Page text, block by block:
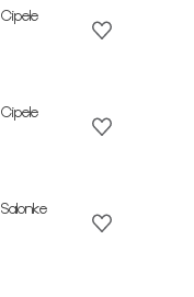
Cipele
Cipele
Salonke